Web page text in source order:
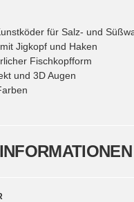
für Salz- und
Jigkopf und Haken
Fischkopfform
und 3D Augen